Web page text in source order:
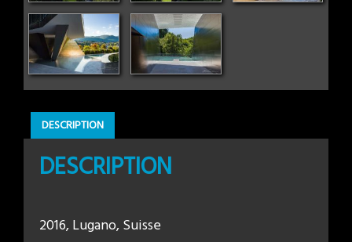
DESCRIPTION
DESCRIPTION
2016, Lugano, Suisse